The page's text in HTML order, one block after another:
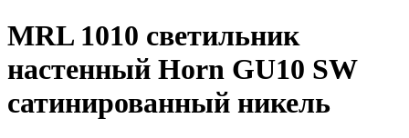
MRL 1010 светильник
настенный Horn GU10 SW
сатинированный никель